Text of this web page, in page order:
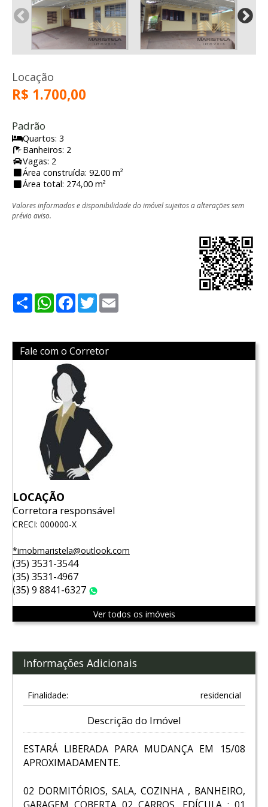
Locação
R$ 1.700,00
Padrão
Quartos: 3
Banheiros: 2
Vagas: 2
Área construída: 92.00 m²
Área total: 274,00 m²
Valores informados e disponibilidade do imóvel sujeitos a alterações sem
prévio aviso.
ShareWhatsApp
Facebook
Twitter
Fale com o Corretor
LOCAÇÃO
Corretora responsável
CRECI: 000000-X
*imobmaristela@outlook.com
(35) 3531-3544
(35) 3531-4967
(35) 9 8841-6327
Ver todos os imóveis
Informações Adicionais
Finalidade: residencial
Descrição do Imóvel
ESTARÁ LIBERADA PARA MUDANÇA EM 15/08
APROXIMADAMENTE.
02 DORMITÓRIOS, SALA, COZINHA , BANHEIRO,